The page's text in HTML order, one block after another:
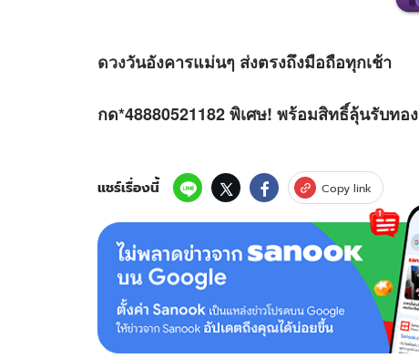
ดวงวันอังคารแม่นๆ ส่งตรงถึงมือถือทุกเช้า
กด*48880521182 พิเศษ! พร้อมสิทธิ์ลุ้นรับทอง
แชร์เรื่องนี้ Copy link